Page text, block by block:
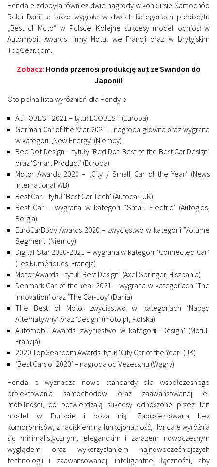
Honda e zdobyła również dwie nagrody w konkursie Samochód
Roku Danii, a także wygrała w dwóch kategoriach plebiscytu
„Best of Moto” w Polsce. Kolejne sukcesy model odniósł w
Automobil Awards firmy Motul we Francji oraz w brytyjskim
TopGear.com.
Zobacz: Honda przenosi produkcję aut ze Swindon do
Japonii!
Oto pełna lista wyróżnień dla Hondy e:
AUTOBEST 2021 – tytuł ECOBEST (Europa)
German Car of the Year 2021 – nagroda główna oraz wygrana
w kategorii ‚New Energy’ (Niemcy)
Red Dot Design – tytuły ‘Red Dot: Best of the Best Car Design’
oraz ’Smart Product’ (Europa)
Motor Awards 2020 – ‚City / Small Car of the Year’ (News
International WB)
Best Car – tytuł ‘Best Car Tech’ (Autocar, UK)
Best Car – wygrana w kategorii ‘Small Electric’ (Autogids,
Belgia)
EuroCarBody Awards 2020 – zwycięstwo w kategorii ‘Volume
Segment’ (Niemcy)
Digital Star 2020-2021 – wygrana w kategorii ‘Connected Car’
(Les Numériques, Francja)
Motor Awards – tytuł ‘Best Design’ (Axel Springer, Hiszpania)
Denmark Car of the Year 2021 – wygrana w kategoriach ‘The
Innovation’ oraz ‘The Car-Joy’ (Dania)
The Best of Moto: zwycięstwo w kategoriach ‘Napęd
Alternatywny’ oraz ‘Design’ (moto.pl, Polska)
Automobil Awards: zwycięstwo w kategorii ‘Design’ (Motul,
Francja)
2020 TopGear.com Awards: tytuł ‘City Car of the Year’ (UK)
‘Best Cars of 2020’ – nagroda od Vezess.hu (Węgry)
Honda e wyznacza nowe standardy dla współczesnego
projektowania samochodów oraz zaawansowanej e-
mobilności, co potwierdzają sukcesy odnoszone przez ten
model w Europie i poza nią. Zaprojektowana bez
kompromisów, z naciskiem na funkcjonalność, Honda e wyróżnia
się minimalistycznym, eleganckim i zarazem nowoczesnym
wyglądem oraz wykorzystaniem najnowocześniejszych
technologii i zaawansowanej, inteligentnej łączności, aby